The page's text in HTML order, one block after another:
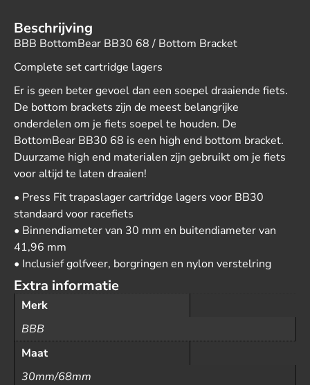
Beschrijving
BBB BottomBear BB30 68 / Bottom Bracket
Complete set cartridge lagers
Er is geen beter gevoel dan een soepel draaiende fiets.
De bottom brackets zijn de meest belangrijke
onderdelen om je fiets soepel te houden. De
BottomBear BB30 68 is een high end bottom bracket.
Duurzame high end materialen zijn gebruikt om je fiets
voor altijd te laten draaien!
• Press Fit trapaslager cartridge lagers voor BB30
standaard voor racefiets
• Binnendiameter van 30 mm en buitendiameter van
41,96 mm
• Inclusief golfveer, borgringen en nylon verstelring
Extra informatie
Merk
BBB
Maat
30mm/68mm